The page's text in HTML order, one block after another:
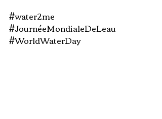
#water2me
#JournéeMondialeDeLeau
#WorldWaterDay